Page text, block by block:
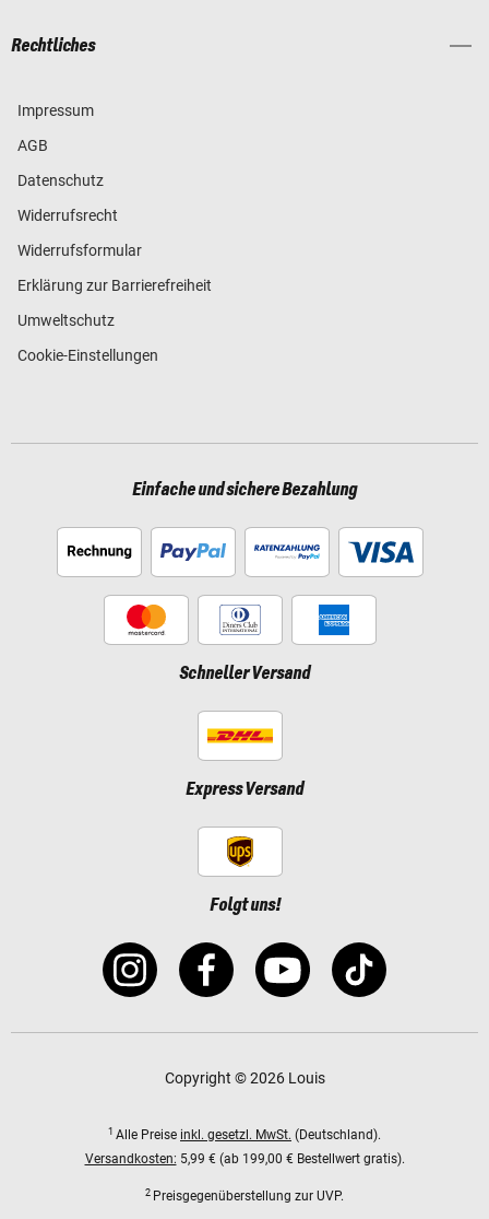
Rechtliches
Impressum
AGB
Datenschutz
Widerrufsrecht
Widerrufsformular
Erklärung zur Barrierefreiheit
Umweltschutz
Cookie-Einstellungen
Einfache und sichere Bezahlung
Schneller Versand
Express Versand
Folgt uns!
Copyright © 2026 Louis
1 Alle Preise inkl. gesetzl. MwSt. (Deutschland).
Versandkosten: 5,99 € (ab 199,00 € Bestellwert gratis).
2 Preisgegenüberstellung zur UVP.